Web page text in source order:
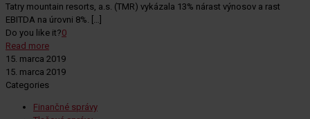
Tatry mountain resorts, a.s. (TMR) vykázala 13% nárast výnosov a rast
EBITDA na úrovni 8%. […]
Do you like it?0
Read more
15. marca 2019
15. marca 2019
Categories
Finančné správy